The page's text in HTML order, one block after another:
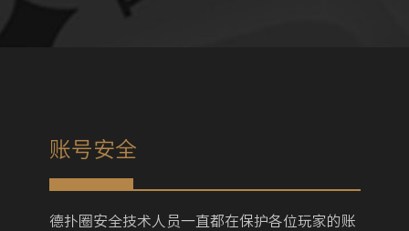
账号安全
德扑圈安全技术人员一直都在保护各位玩家的账